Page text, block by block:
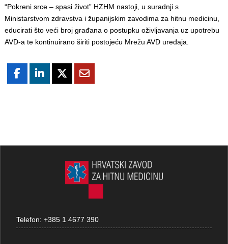
“Pokreni srce – spasi život” HZHM nastoji, u suradnji s
Ministarstvom zdravstva i županijskim zavodima za hitnu medicinu,
educirati što veći broj građana o postupku oživljavanja uz upotrebu
AVD-a te kontinuirano širiti postojeću Mrežu AVD uređaja.
Telefon:+385 1 4677 390